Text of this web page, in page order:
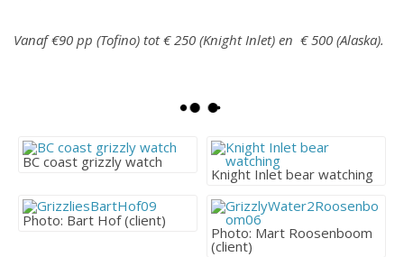
Vanaf €90 pp (Tofino) tot € 250 (Knight Inlet) en € 500 (Alaska).
BC coast grizzly watch
Knight Inlet bear watching
Photo: Bart Hof (client)
Photo: Mart Roosenboom
(client)